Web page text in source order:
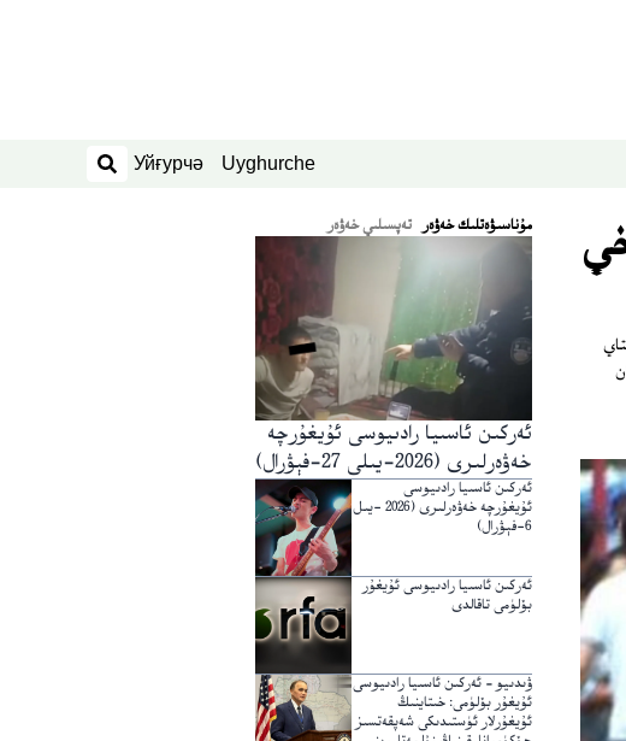
Uyghurche
Уйғурчә
ئىزدەش
ﻣﯘﻧﺎﺳﯩﯟﻩﺗﻠﯩﻚ ﺧﻪﯞﻩﺭ تەپسىلىي خەۋەر
ئەركىن ئاسىيا رادىيوسى ئۇيغۇرچە
خەۋەرلىرى (2026-يىلى 27-فېۋرال)
ئەركىن ئاسىيا رادىيوسى
ئۇيغۇرچە خەۋەرلىرى (2026 -يىل
6-فېۋرال)
ئەركىن ئاسىيا رادىيوسى ئۇيغۇر
بۆلۈمى تاقالدى
ۋىدىيو – ئەركىن ئاسىيا رادىيوسى
ئۇيغۇر بۆلۈمى: خىتاينىڭ
ئۇيغۇرلار ئۈستىدىكى شەپقەتسىز